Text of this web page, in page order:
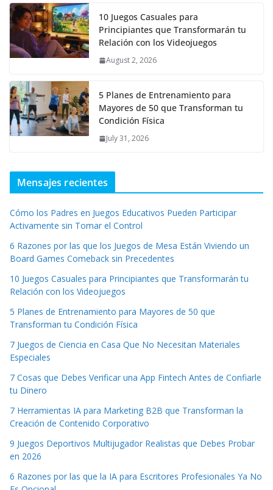
10 Juegos Casuales para
Principiantes que Transformarán tu
Relación con los Videojuegos
August 2, 2026
5 Planes de Entrenamiento para
Mayores de 50 que Transforman tu
Condición Física
July 31, 2026
Mensajes recientes
Cómo los Padres en Juegos Educativos Pueden Participar
Activamente sin Tomar el Control
6 Razones por las que los Juegos de Mesa Están Viviendo un
Board Games Comeback sin Precedentes
10 Juegos Casuales para Principiantes que Transformarán tu
Relación con los Videojuegos
5 Planes de Entrenamiento para Mayores de 50 que
Transforman tu Condición Física
7 Juegos de Ciencia en Casa Que No Necesitan Materiales
Especiales
7 Cosas que Debes Verificar una App Fintech Antes de Confiarle
tu Dinero
7 Herramientas IA para Marketing B2B que Transforman la
Creación de Contenido Corporativo
9 Juegos Deportivos Multijugador Realistas que Debes Probar
en 2026
6 Razones por las que la IA para Escritores Profesionales Ya No